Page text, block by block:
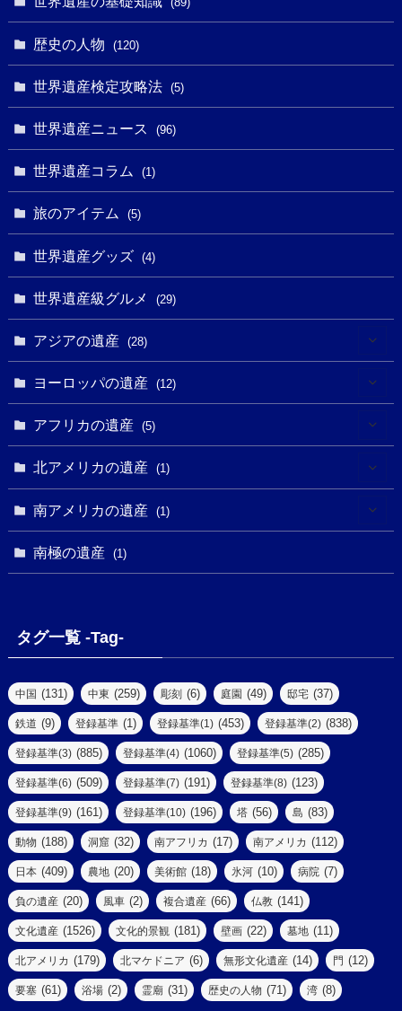
(5)
(18)
(3)
(7)
(5)
(39)
(290)
(7)
(6)
(3)
(3)
(6)
(4)
(2)
(5)
(16)
(62)
(14)
(61)
(9)
(2)
(17)
(8)
(73)
(11)
(13)
(2)
(1)
(5)
(2)
(2)
(8)
(4)
(8)
(2)
(2)
(10)
(1)
(1)
(6)
(1)
(27)
(10)
(7)
(2)
(47)
(9)
(3)
(5)
(19)
(8)
歴史の人物 (120)
世界遺産検定攻略法 (5)
世界遺産ニュース (96)
世界遺産コラム (1)
旅のアイテム (5)
世界遺産グッズ (4)
世界遺産級グルメ (29)
アジアの遺産 (28)
(1)
(1)
(18)
(2)
(1)
ヨーロッパの遺産 (12)
(2)
(1)
(1)
(2)
(2)
アフリカの遺産 (5)
(3)
北アメリカの遺産 (1)
(1)
(1)
南アメリカの遺産 (1)
南極の遺産 (1)
タグ一覧 -Tag-
中国 (131) 中東 (259) 彫刻 (6) 庭園 (49) 邸宅 (37)
鉄道 (9) 登録基準 (1) 登録基準(1) (453) 登録基準(2) (838)
登録基準(3) (885) 登録基準(4) (1060) 登録基準(5) (285)
登録基準(6) (509) 登録基準(7) (191) 登録基準(8) (123)
登録基準(9) (161) 登録基準(10) (196) 塔 (56) 島 (83)
動物 (188) 洞窟 (32) 南アフリカ (17) 南アメリカ (112)
日本 (409) 農地 (20) 美術館 (18) 氷河 (10) 病院 (7)
負の遺産 (20) 風車 (2) 複合遺産 (66) 仏教 (141)
文化遺産 (1526) 文化的景観 (181) 壁画 (22) 墓地 (11)
北アメリカ (179) 北マケドニア (6) 無形文化遺産 (14) 門 (12)
要塞 (61) 浴場 (2) 霊廟 (31) 歴史の人物 (71) 湾 (8)